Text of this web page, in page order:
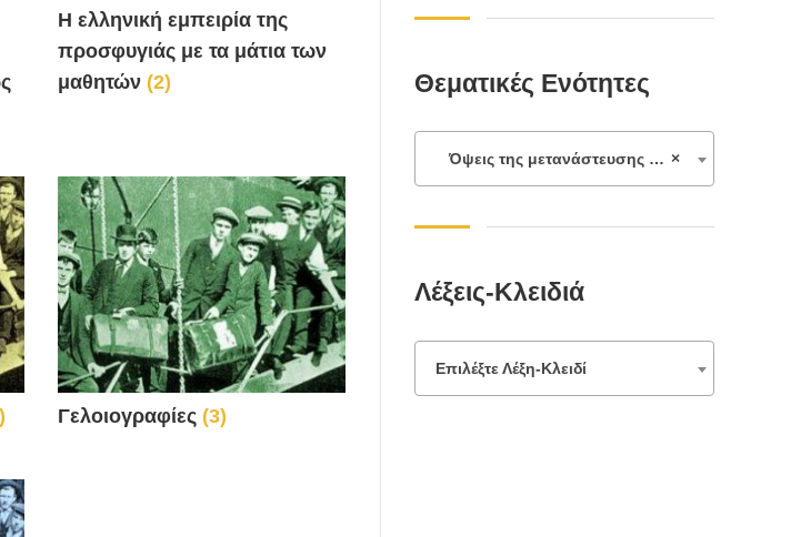
Η ελληνική εμπειρία της
προσφυγιάς με τα μάτια των
μαθητών (2)
Γελοιογραφίες (3)
Θεματικές Ενότητες
×
Όψεις της μετανάστευσης και της προσφυγιάς
Λέξεις-Κλειδιά
Επιλέξτε Λέξη-Κλειδί